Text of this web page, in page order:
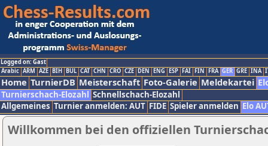
Logged on: Gast
Arabic ARM AZE BIH BUL CAT CHN CRO CZE DEN ENG ESP FAI FIN FRA GER GRE INA
Home TurnierDB Meisterschaft Foto-Galerie Meldekartei
Turnierschach-Elozahl Schnellschach-Elozahl
Allgemeines Turnier anmelden: AUT FIDE Spieler anmelden Elo
Willkommen bei den offiziellen